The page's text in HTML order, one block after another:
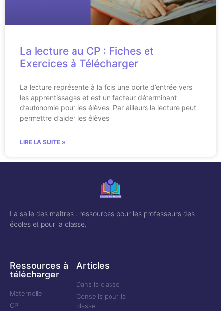
La lecture au CP : Fiches et
Exercices à Télécharger
La lecture représente à la fois une porte d’entrée vers
les apprentissages et est un facteur déterminant
d’autonomie pour les élèves. Par ailleurs la lecture peut
permettre d’aider les élèves
LIRE LA SUITE »
La salle des maitres : ressources pour les professeurs des
écoles et pour la classe.
Ressources à
télécharger
Maternelle
CP
Articles
Dans la classe
Conseils pour la
classe